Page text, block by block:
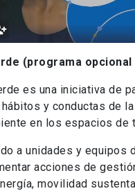
(programa
es una iniciativa de
y conductas de
en los espacios de
a unidades y equipos
acciones de
movilidad